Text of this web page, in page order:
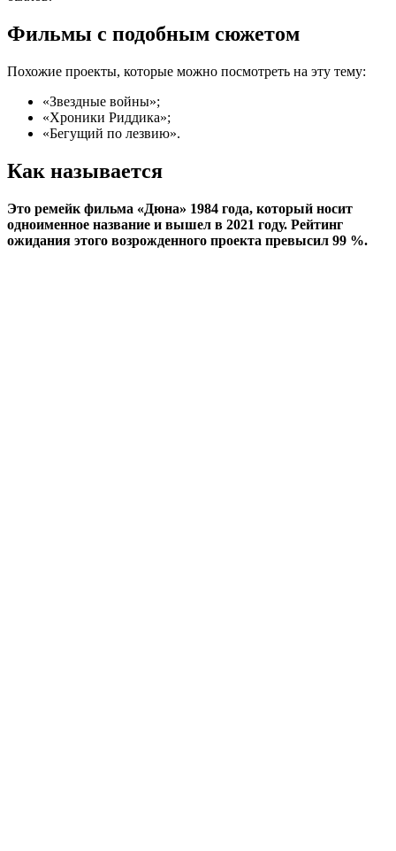
Фильмы с подобным сюжетом
Похожие проекты, которые можно посмотреть на эту тему:
«Звездные войны»;
«Хроники Риддика»;
«Бегущий по лезвию».
Как называется
Это ремейк фильма «Дюна» 1984 года, который носит
одноименное название и вышел в 2021 году. Рейтинг
ожидания этого возрожденного проекта превысил 99 %.